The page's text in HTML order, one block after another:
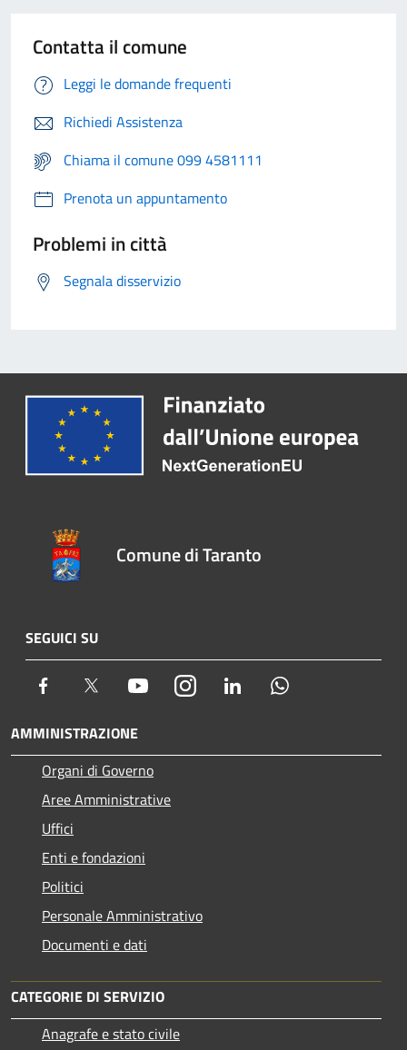
Contatta il comune
Leggi le domande frequenti
Richiedi Assistenza
Chiama il comune 099 4581111
Prenota un appuntamento
Problemi in città
Segnala disservizio
Comune di Taranto
SEGUICI SU
Facebook Twitter YoutubeInstagram LinkedIn
AMMINISTRAZIONE
Organi di Governo
Aree Amministrative
Uffici
Enti e fondazioni
Politici
Personale Amministrativo
Documenti e dati
CATEGORIE DI SERVIZIO
Anagrafe e stato civile